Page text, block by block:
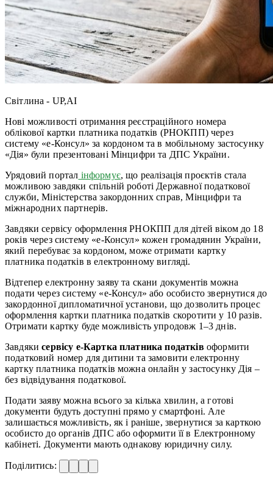
Світлина - UP,AI
Нові можливості отримання реєстраційного номера
облікової картки платника податків (РНОКПП) через
систему «е-Консул» за кордоном та в мобільному застосунку
«Дія» були презентовані Мінцифри та ДПС України.
Урядовий портал інформує, що реалізація проєктів стала
можливою завдяки спільній роботі Державної податкової
служби, Міністерства закордонних справ, Мінцифри та
міжнародних партнерів.
Завдяки сервісу оформлення РНОКПП для дітей віком до 18
років через систему «е-Консул» кожен громадянин України,
який перебуває за кордоном, може отримати картку
платника податків в електронному вигляді.
Відтепер електронну заяву та скани документів можна
подати через систему «е-Консул» або особисто звернутися до
закордонної дипломатичної установи, що дозволить процес
оформлення картки платника податків скоротити у 10 разів.
Отримати картку буде можливість упродовж 1–3 днів.
Завдякисервісу е-Картка платника податківоформити
податковий номер для дитини та замовити електронну
картку платника податків можна онлайн у застосунку Дія –
без відвідування податкової.
Подати заяву можна всього за кілька хвилин, а готові
документи будуть доступні прямо у смартфоні. Але
залишається можливість, як і раніше, звернутися за карткою
особисто до органів ДПС або оформити її в Електронному
кабінеті. Документи мають однакову юридичну силу.
Поділитись: